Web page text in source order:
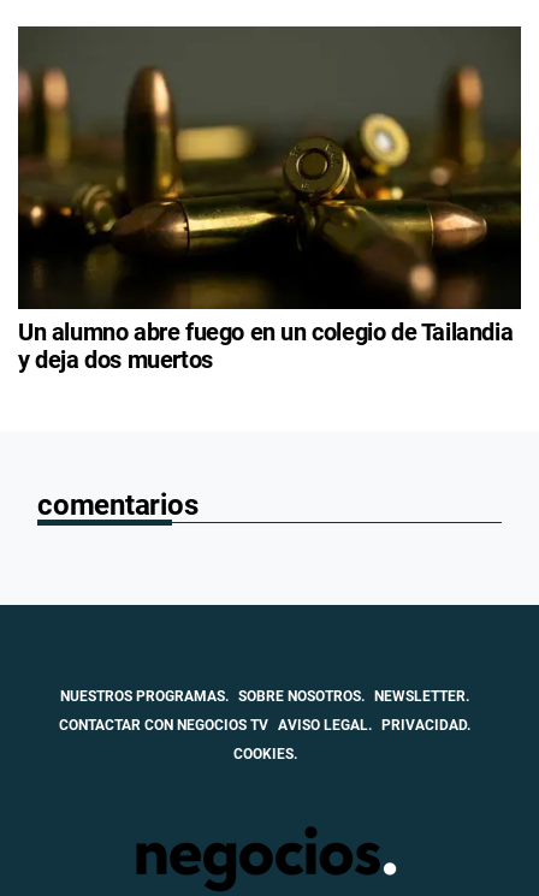
Un alumno abre fuego en un colegio de Tailandia
y deja dos muertos
comentarios
NUESTROS PROGRAMAS. SOBRE NOSOTROS. NEWSLETTER.
CONTACTAR CON NEGOCIOS TV AVISO LEGAL. PRIVACIDAD.
COOKIES.